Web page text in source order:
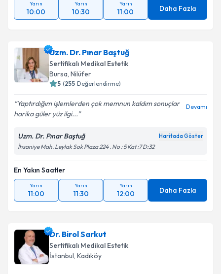
Yarın
10:00
Yarın
10:30
Yarın
11:00 Daha Fazla
Uzm. Dr. Pınar Baştuğ
Sertifikalı Medikal Estetik
Bursa, Nilüfer
5 (255 Değerlendirme)
Yaptırdığım işlemlerden çok memnun kaldım sonuçlar
harika güler yüz ilgi...
Devamı
Uzm. Dr. Pınar Baştuğ Haritada Göster
İhsaniye Mah. Leylak Sok Plaza 224 . No : 5 Kat :7 D:32
En Yakın Saatler
Yarın
11:00
Yarın
11:30
Yarın
12:00 Daha Fazla
Dr. Birol Sarkut
Sertifikalı Medikal Estetik
İstanbul, Kadıköy